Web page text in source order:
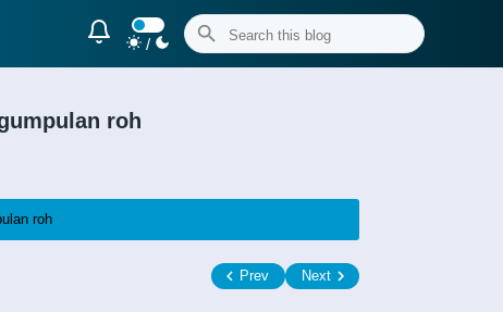
/
roh
roh
Prev Next